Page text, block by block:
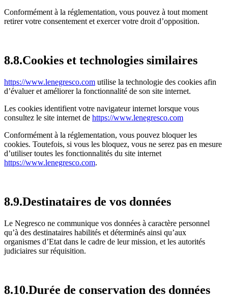
Conformément à la réglementation, vous pouvez à tout moment
retirer votre consentement et exercer votre droit d’opposition.
8.8.Cookies et technologies similaires
https://www.lenegresco.com utilise la technologie des cookies afin
d’évaluer et améliorer la fonctionnalité de son site internet.
Les cookies identifient votre navigateur internet lorsque vous
consultez le site internet de https://www.lenegresco.com
Conformément à la réglementation, vous pouvez bloquer les
cookies. Toutefois, si vous les bloquez, vous ne serez pas en mesure
d’utiliser toutes les fonctionnalités du site internet
https://www.lenegresco.com.
8.9.Destinataires de vos données
Le Negresco ne communique vos données à caractère personnel
qu’à des destinataires habilités et déterminés ainsi qu’aux
organismes d’Etat dans le cadre de leur mission, et les autorités
judiciaires sur réquisition.
8.10.Durée de conservation des données